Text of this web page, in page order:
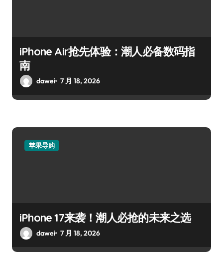
iPhone Air抢先体验：潮人必备数码指
南
dawei 7 月 18, 2026
苹果导购
iPhone 17来袭！潮人必抢的未来之选
dawei 7 月 18, 2026